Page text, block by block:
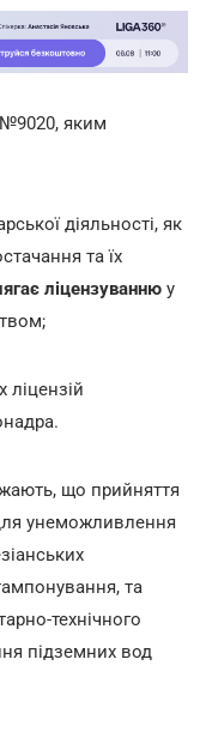
№9020, яким
діяльності, як
та їх
ліцензуванню у
що прийняття
унеможливлення
та
технічного
підземних вод